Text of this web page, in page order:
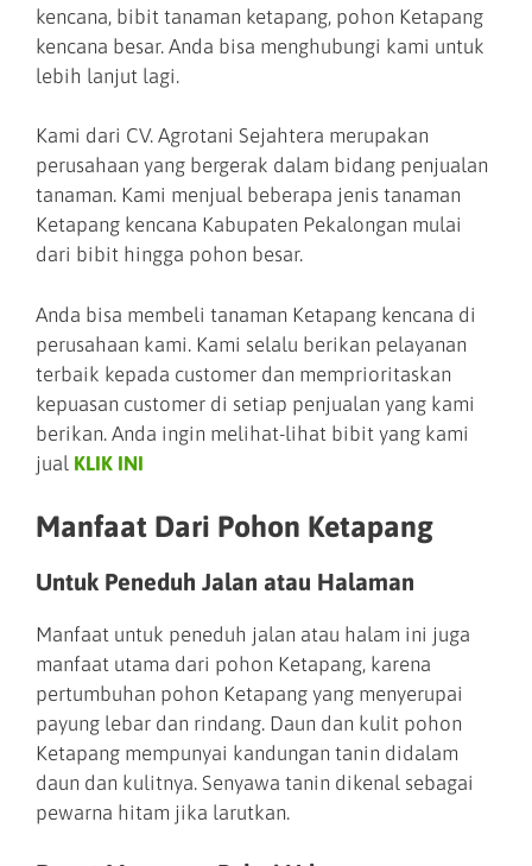
kencana, bibit tanaman ketapang, pohon Ketapang
kencana besar. Anda bisa menghubungi kami untuk
lebih lanjut lagi.
Kami dari CV. Agrotani Sejahtera merupakan
perusahaan yang bergerak dalam bidang penjualan
tanaman. Kami menjual beberapa jenis tanaman
Ketapang kencana Kabupaten Pekalongan mulai
dari bibit hingga pohon besar.
Anda bisa membeli tanaman Ketapang kencana di
perusahaan kami. Kami selalu berikan pelayanan
terbaik kepada customer dan memprioritaskan
kepuasan customer di setiap penjualan yang kami
berikan. Anda ingin melihat-lihat bibit yang kami
jual KLIK INI
Manfaat Dari Pohon Ketapang
Untuk Peneduh Jalan atau Halaman
Manfaat untuk peneduh jalan atau halam ini juga
manfaat utama dari pohon Ketapang, karena
pertumbuhan pohon Ketapang yang menyerupai
payung lebar dan rindang. Daun dan kulit pohon
Ketapang mempunyai kandungan tanin didalam
daun dan kulitnya. Senyawa tanin dikenal sebagai
pewarna hitam jika larutkan.